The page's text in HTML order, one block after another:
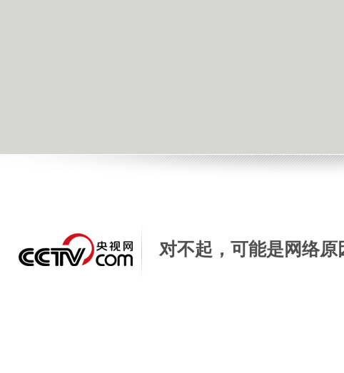
[远方的家]长城内外（70）滑索过黄河
对不起，可能是网络原